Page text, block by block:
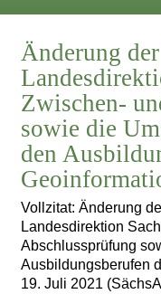
Änderung
Zwischen-
sowie die
den
Vollzitat: Änderung
Landesdirektion
Abschlussprüfung
Ausbildungsberufen
19. Juli 2021